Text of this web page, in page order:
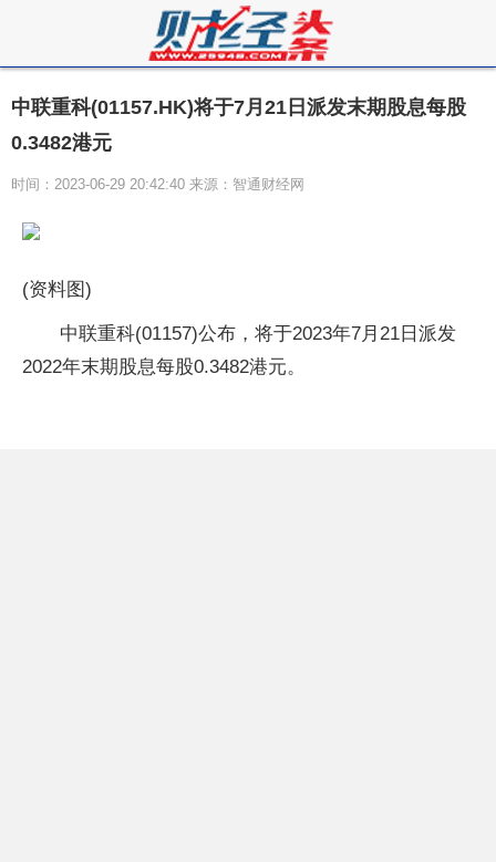
中联重科(01157.HK)将于7月21日派发末期股息每股
0.3482港元
时间：2023-06-29 20:42:40 来源：智通财经网
(资料图)
中联重科(01157)公布，将于2023年7月21日派发
2022年末期股息每股0.3482港元。